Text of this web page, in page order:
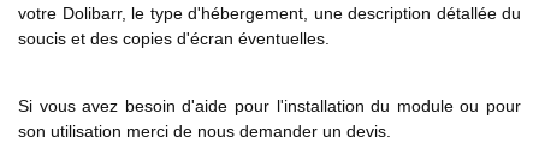
votre Dolibarr, le type d'hébergement, une description détallée du
soucis et des copies d'écran éventuelles.
Si vous avez besoin d'aide pour l'installation du module ou pour
son utilisation merci de nous demander un devis.